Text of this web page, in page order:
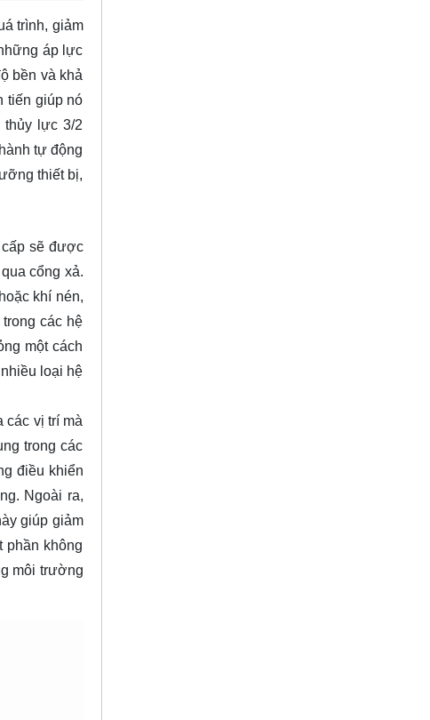
trình, giảm
áp lực
bền và khả
tiến giúp nó
lực 3/2
tự động
thiết bị,
sẽ được
cổng xả.
khí nén,
các hệ
một cách
loại hệ
các vị trí mà
trong các
điều khiển
Ngoài ra,
giúp giảm
phần không
môi trường